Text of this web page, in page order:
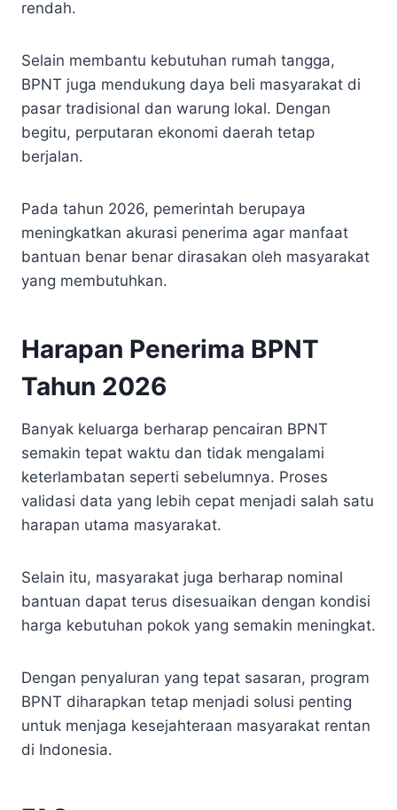
rendah.
Selain membantu kebutuhan rumah tangga,
BPNT juga mendukung daya beli masyarakat di
pasar tradisional dan warung lokal. Dengan
begitu, perputaran ekonomi daerah tetap
berjalan.
Pada tahun 2026, pemerintah berupaya
meningkatkan akurasi penerima agar manfaat
bantuan benar benar dirasakan oleh masyarakat
yang membutuhkan.
Harapan Penerima BPNT
Tahun 2026
Banyak keluarga berharap pencairan BPNT
semakin tepat waktu dan tidak mengalami
keterlambatan seperti sebelumnya. Proses
validasi data yang lebih cepat menjadi salah satu
harapan utama masyarakat.
Selain itu, masyarakat juga berharap nominal
bantuan dapat terus disesuaikan dengan kondisi
harga kebutuhan pokok yang semakin meningkat.
Dengan penyaluran yang tepat sasaran, program
BPNT diharapkan tetap menjadi solusi penting
untuk menjaga kesejahteraan masyarakat rentan
di Indonesia.